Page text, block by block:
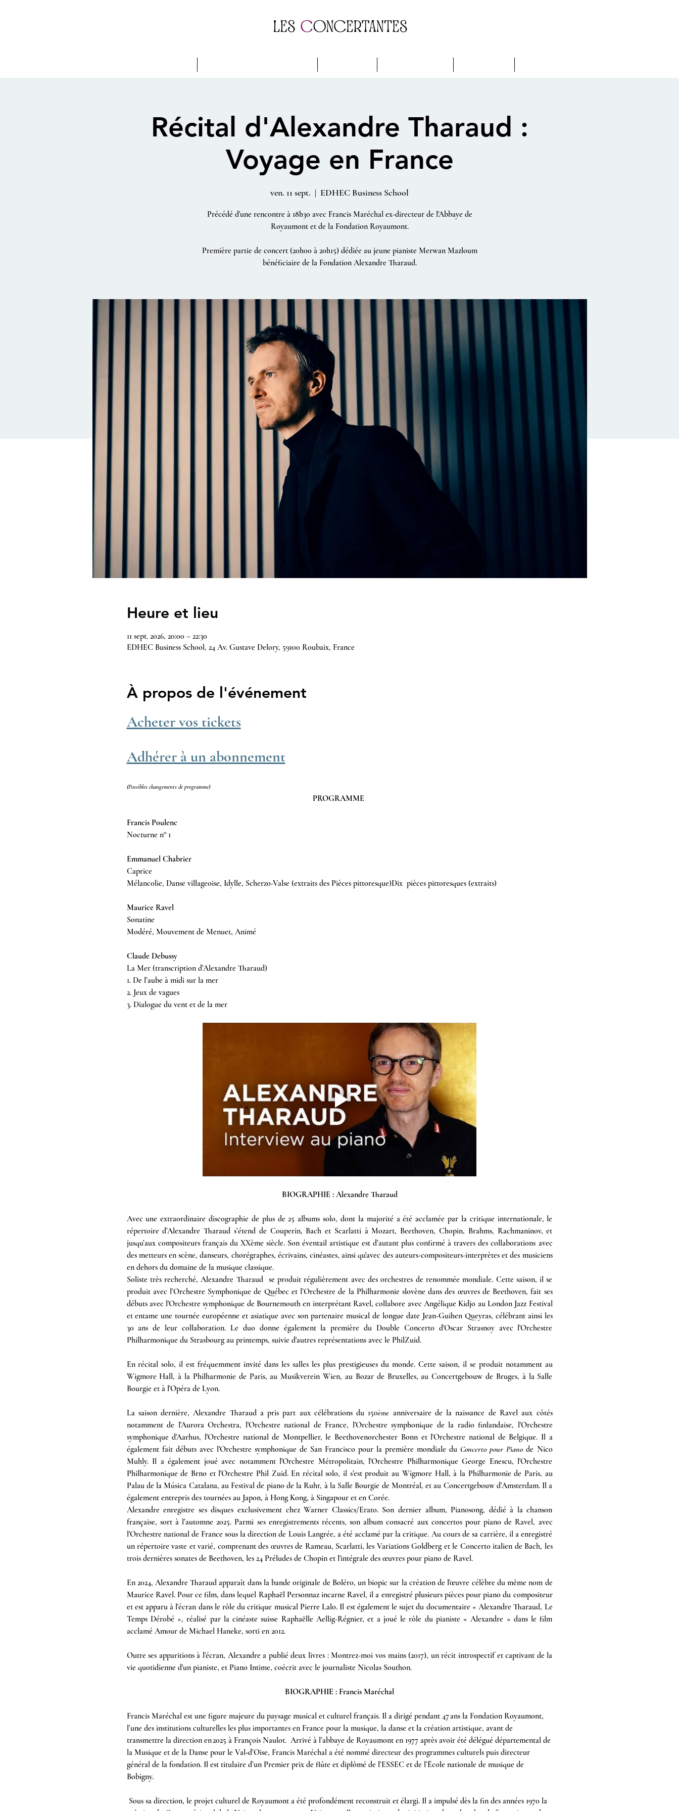
Récital d'Alexandre Tharaud :
Voyage en France
ven. 11 sept.
  |
EDHEC Business School
Précédé d'une rencontre à 18h30 avec Francis Maréchal ex-directeur de l'Abbaye de
Royaumont et de la Fondation Royaumont.
Première partie de concert (20h00 à 20h15) dédiée au jeune pianiste Merwan Mazloum
bénéficiaire de la Fondation Alexandre Tharaud.
Heure et lieu
11 sept. 2026, 20:00 – 22:30
EDHEC Business School, 24 Av. Gustave Delory, 59100 Roubaix, France
À propos de l'événement
Acheter vos tickets
Adhérer à un abonnement
(Possibles changements de programme)
PROGRAMME
Francis Poulenc
Nocturne n° 1
Emmanuel Chabrier
Caprice
Mélancolie, Danse villageoise, Idylle, Scherzo-Valse (extraits des Pièces pittoresque)Dix  pièces pittoresques (extraits)
Maurice Ravel
Sonatine
Modéré, Mouvement de Menuet, Animé
Claude Debussy
La Mer (transcription d’Alexandre Tharaud)
1. De l’aube à midi sur la mer
2. Jeux de vagues
3. Dialogue du vent et de la mer
BIOGRAPHIE : Alexandre Tharaud
Avec une extraordinaire discographie de plus de 25 albums solo, dont la majorité a été acclamée par la critique internationale, le
répertoire d’Alexandre Tharaud s’étend de Couperin, Bach et Scarlatti à Mozart, Beethoven, Chopin, Brahms, Rachmaninov, et
jusqu’aux compositeurs français du XXème siècle. Son éventail artistique est d’autant plus confirmé à travers des collaborations avec
des metteurs en scène, danseurs, chorégraphes, écrivains, cinéastes, ainsi qu'avec des auteurs-compositeurs-interprètes et des musiciens
en dehors du domaine de la musique classique.
Soliste très recherché, Alexandre Tharaud  se produit régulièrement avec des orchestres de renommée mondiale. Cette saison, il se
produit avec l’Orchestre Symphonique de Québec et l’Orchestre de la Philharmonie slovène dans des œuvres de Beethoven, fait ses
débuts avec l'Orchestre symphonique de Bournemouth en interprétant Ravel, collabore avec Angélique Kidjo au London Jazz Festival
et entame une tournée européenne et asiatique avec son partenaire musical de longue date Jean-Guihen Queyras, célébrant ainsi les
30 ans de leur collaboration. Le duo donne également la première du Double Concerto d'Oscar Strasnoy avec l'Orchestre
Philharmonique du Strasbourg au printemps, suivie d'autres représentations avec le PhilZuid.
En récital solo, il est fréquemment invité dans les salles les plus prestigieuses du monde. Cette saison, il se produit notamment au
Wigmore Hall, à la Philharmonie de Paris, au Musikverein Wien, au Bozar de Bruxelles, au Concertgebouw de Bruges, à la Salle
Bourgie et à l'Opéra de Lyon.
La saison dernière, Alexandre Tharaud a pris part aux célébrations du 150ème anniversaire de la naissance de Ravel aux côtés
notamment de l'Aurora Orchestra, l'Orchestre national de France, l'Orchestre symphonique de la radio finlandaise, l'Orchestre
symphonique d'Aarhus, l'Orchestre national de Montpellier, le Beethovenorchester Bonn et l'Orchestre national de Belgique. Il a
également fait débuts avec l'Orchestre symphonique de San Francisco pour la première mondiale du Concerto pour Piano de Nico
Muhly. Il a également joué avec notamment l'Orchestre Métropolitain, l'Orchestre Philharmonique George Enescu, l'Orchestre
Philharmonique de Brno et l'Orchestre Phil Zuid. En récital solo, il s’est produit au Wigmore Hall, à la Philharmonie de Paris, au
Palau de la Música Catalana, au Festival de piano de la Ruhr, à la Salle Bourgie de Montréal, et au Concertgebouw d’Amsterdam. Il a
également entrepris des tournées au Japon, à Hong Kong, à Singapour et en Corée.
Alexandre enregistre ses disques exclusivement chez Warner Classics/Erato. Son dernier album, Pianosong, dédié à la chanson
française, sort à l’automne 2025. Parmi ses enregistrements récents, son album consacré aux concertos pour piano de Ravel, avec
l'Orchestre national de France sous la direction de Louis Langrée, a été acclamé par la critique. Au cours de sa carrière, il a enregistré
un répertoire vaste et varié, comprenant des œuvres de Rameau, Scarlatti, les Variations Goldberg et le Concerto italien de Bach, les
trois dernières sonates de Beethoven, les 24 Préludes de Chopin et l'intégrale des œuvres pour piano de Ravel.
En 2024, Alexandre Tharaud apparaît dans la bande originale de Boléro, un biopic sur la création de l'œuvre célèbre du même nom de
Maurice Ravel. Pour ce film, dans lequel Raphaël Personnaz incarne Ravel, il a enregistré plusieurs pièces pour piano du compositeur
et est apparu à l'écran dans le rôle du critique musical Pierre Lalo. Il est également le sujet du documentaire « Alexandre Tharaud, Le
Temps Dérobé », réalisé par la cinéaste suisse Raphaëlle Aellig-Régnier, et a joué le rôle du pianiste « Alexandre » dans le film
acclamé Amour de Michael Haneke, sorti en 2012.
Outre ses apparitions à l'écran, Alexandre a publié deux livres : Montrez-moi vos mains (2017), un récit introspectif et captivant de la
vie quotidienne d'un pianiste, et Piano Intime, coécrit avec le journaliste Nicolas Southon.
BIOGRAPHIE : Francis Maréchal
Francis Maréchal est une figure majeure du paysage musical et culturel français. Il a dirigé pendant 47 ans la Fondation Royaumont,
l’une des institutions culturelles les plus importantes en France pour la musique, la danse et la création artistique, avant de
transmettre la direction en 2025 à François Naulot.  Arrivé à l’abbaye de Royaumont en 1977 après avoir été délégué départemental de
la Musique et de la Danse pour le Val‑d’Oise, Francis Maréchal a été nommé directeur des programmes culturels puis directeur
général de la fondation. Il est titulaire d’un Premier prix de flûte et diplômé de l’ESSEC et de l’École nationale de musique de
Bobigny.